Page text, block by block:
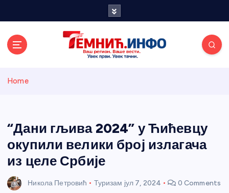
и портал
Home
“Дани гљива 2024” у Ћићевцу
окупили велики број излагача
из целе Србије
Никола Петровић Туризам јул 7, 2024 0 Comments